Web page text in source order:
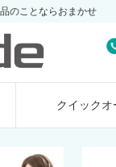
のことならおまかせ
クイックオ